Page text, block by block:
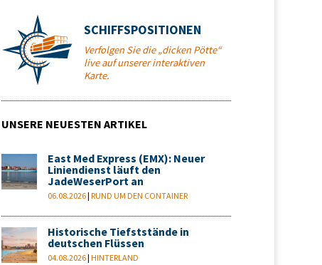
SCHIFFSPOSITIONEN
Verfolgen Sie die „dicken Pötte“
live auf unserer interaktiven
Karte.
UNSERE NEUESTEN ARTIKEL
East Med Express (EMX): Neuer
Liniendienst läuft den
JadeWeserPort an
06.08.2026 |RUND UM DEN CONTAINER
Historische Tiefststände in
deutschen Flüssen
04.08.2026 |HINTERLAND